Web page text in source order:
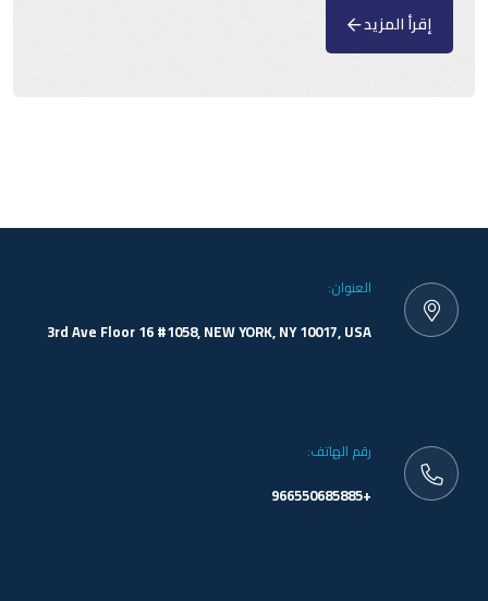
إقرأ المزيد
العنوان:
3rd Ave Floor 16 #1058, NEW YORK, NY 10017, USA
رقم الهاتف:
+966550685885